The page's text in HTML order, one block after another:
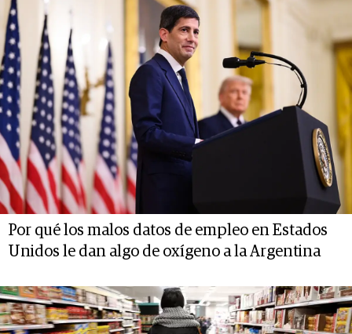
Por qué los malos datos de empleo en Estados
Unidos le dan algo de oxígeno a la Argentina